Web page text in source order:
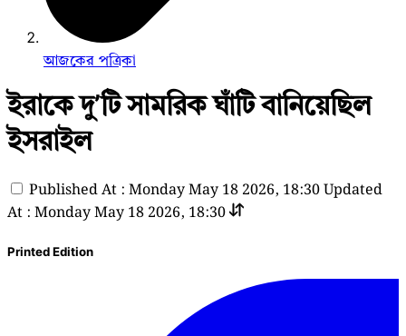
আজকের পত্রিকা
ইরাকে দু’টি সামরিক ঘাঁটি বানিয়েছিল
ইসরাইল
Published At : Monday May 18 2026, 18:30Updated
At : Monday May 18 2026, 18:30
Printed Edition